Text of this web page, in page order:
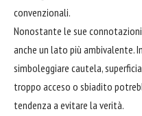
convenzionali.
Nonostante le sue
anche un lato più ambivalente.
simboleggiare cautela,
troppo acceso o sbiadito
tendenza a evitare la verità.